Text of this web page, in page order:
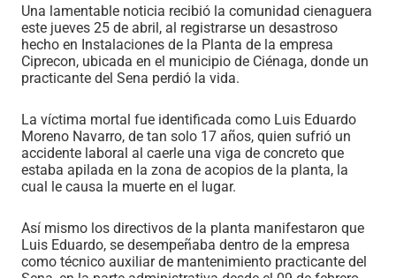
Una lamentable noticia recibió la comunidad cienaguera
este jueves 25 de abril, al registrarse un desastroso
hecho en Instalaciones de la Planta de la empresa
Ciprecon, ubicada en el municipio de Ciénaga, donde un
practicante del Sena perdió la vida.
La víctima mortal fue identificada como Luis Eduardo
Moreno Navarro, de tan solo 17 años, quien sufrió un
accidente laboral al caerle una viga de concreto que
estaba apilada en la zona de acopios de la planta, la
cual le causa la muerte en el lugar.
Así mismo los directivos de la planta manifestaron que
Luis Eduardo, se desempeñaba dentro de la empresa
como técnico auxiliar de mantenimiento practicante del